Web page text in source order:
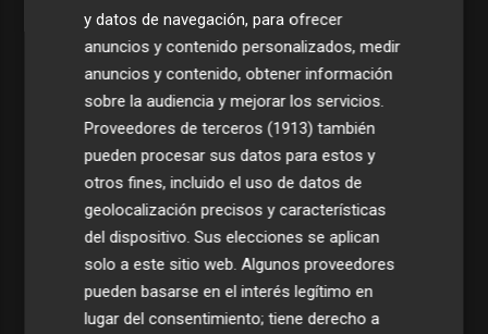
y datos de navegación, para ofrecer
anuncios y contenido personalizados, medir
anuncios y contenido, obtener información
sobre la audiencia y mejorar los servicios.
Proveedores de terceros (1913) también
pueden procesar sus datos para estos y
otros fines, incluido el uso de datos de
geolocalización precisos y características
del dispositivo. Sus elecciones se aplican
solo a este sitio web. Algunos proveedores
pueden basarse en el interés legítimo en
lugar del consentimiento; tiene derecho a